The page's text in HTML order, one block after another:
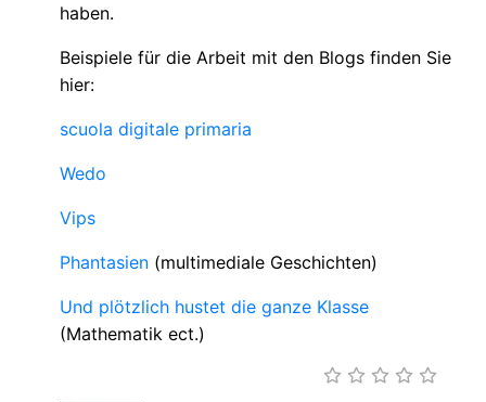
haben.
Beispiele für die Arbeit mit den Blogs finden Sie
hier:
scuola digitale primaria
Wedo
Vips
Phantasien (multimediale Geschichten)
Und plötzlich hustet die ganze Klasse
(Mathematik ect.)